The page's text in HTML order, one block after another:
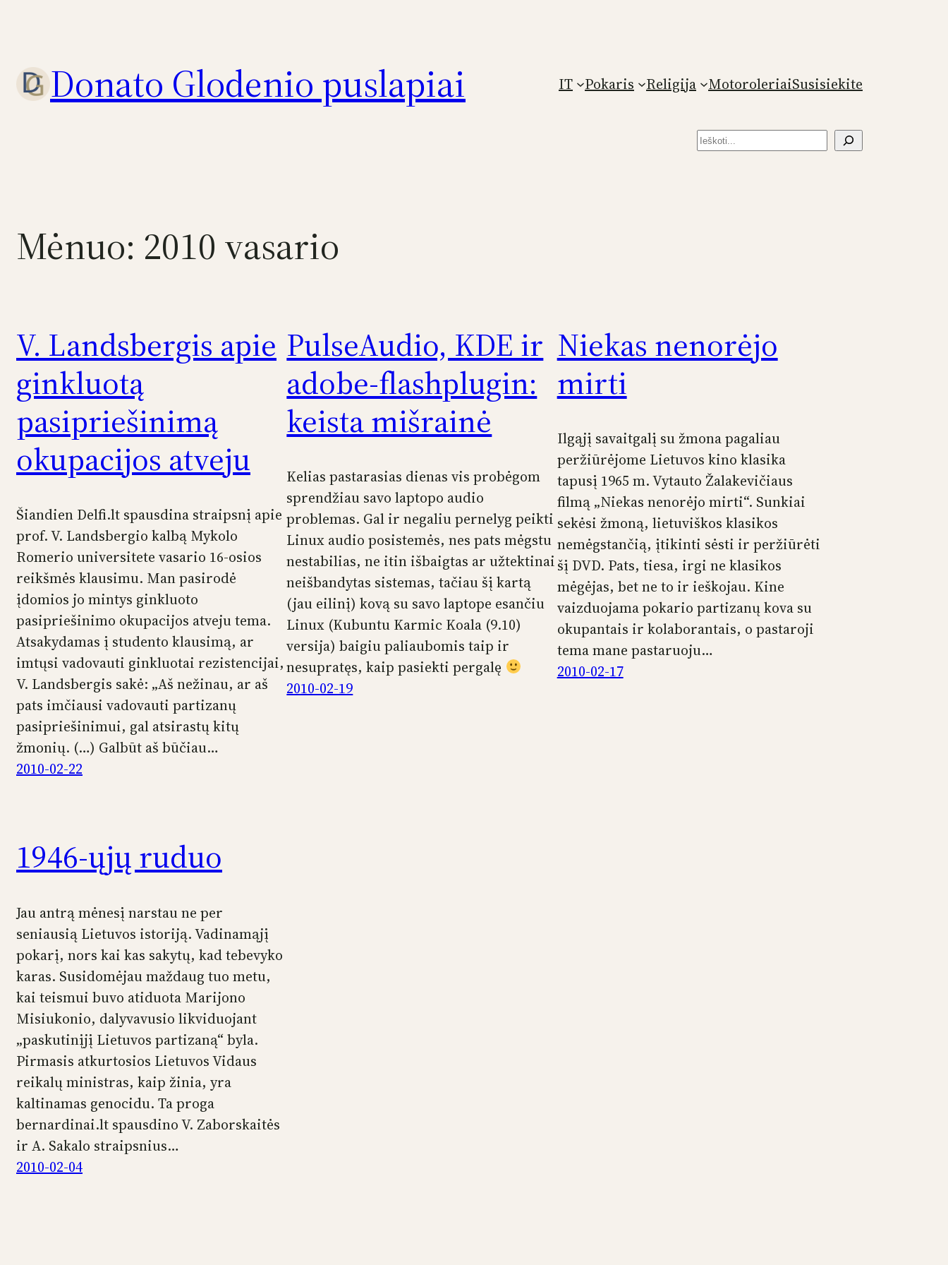
Donato Glodenio puslapiai IT Pokaris Religija MotoroleriaiSusisiekite
Paieška
Mėnuo: 2010 vasario
V. Landsbergis apie
ginkluotą
pasipriešinimą
okupacijos atveju
Šiandien Delfi.lt spausdina straipsnį apie
prof. V. Landsbergio kalbą Mykolo
Romerio universitete vasario 16-osios
reikšmės klausimu. Man pasirodė
įdomios jo mintys ginkluoto
pasipriešinimo okupacijos atveju tema.
Atsakydamas į studento klausimą, ar
imtųsi vadovauti ginkluotai rezistencijai,
V. Landsbergis sakė: „Aš nežinau, ar aš
pats imčiausi vadovauti partizanų
pasipriešinimui, gal atsirastų kitų
žmonių. (…) Galbūt aš būčiau…
2010-02-22
PulseAudio, KDE ir
adobe-flashplugin:
keista mišrainė
Kelias pastarasias dienas vis probėgom
sprendžiau savo laptopo audio
problemas. Gal ir negaliu pernelyg peikti
Linux audio posistemės, nes pats mėgstu
nestabilias, ne itin išbaigtas ar užtektinai
neišbandytas sistemas, tačiau šį kartą
(jau eilinį) kovą su savo laptope esančiu
Linux (Kubuntu Karmic Koala (9.10)
versija) baigiu paliaubomis taip ir
nesupratęs, kaip pasiekti pergalę
2010-02-19
Niekas nenorėjo
mirti
Ilgąjį savaitgalį su žmona pagaliau
peržiūrėjome Lietuvos kino klasika
tapusį 1965 m. Vytauto Žalakevičiaus
filmą „Niekas nenorėjo mirti“. Sunkiai
sekėsi žmoną, lietuviškos klasikos
nemėgstančią, įtikinti sėsti ir peržiūrėti
šį DVD. Pats, tiesa, irgi ne klasikos
mėgėjas, bet ne to ir ieškojau. Kine
vaizduojama pokario partizanų kova su
okupantais ir kolaborantais, o pastaroji
tema mane pastaruoju…
2010-02-17
1946-ųjų ruduo
Jau antrą mėnesį narstau ne per
seniausią Lietuvos istoriją. Vadinamąjį
pokarį, nors kai kas sakytų, kad tebevyko
karas. Susidomėjau maždaug tuo metu,
kai teismui buvo atiduota Marijono
Misiukonio, dalyvavusio likviduojant
„paskutinįjį Lietuvos partizaną“ byla.
Pirmasis atkurtosios Lietuvos Vidaus
reikalų ministras, kaip žinia, yra
kaltinamas genocidu. Ta proga
bernardinai.lt spausdino V. Zaborskaitės
ir A. Sakalo straipsnius…
2010-02-04